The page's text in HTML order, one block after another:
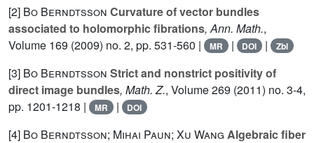
[2] Bo Berndtsson Curvature of vector bundles
associated to holomorphic fibrations, Ann. Math.,
Volume 169 (2009) no. 2, pp. 531-560 | MR | DOI | Zbl
[3] Bo Berndtsson Strict and nonstrict positivity of
direct image bundles, Math. Z., Volume 269 (2011) no. 3-4,
pp. 1201-1218 |
MR | DOI
[4] Bo Berndtsson; Mihai Paun; Xu Wang Algebraic fiber